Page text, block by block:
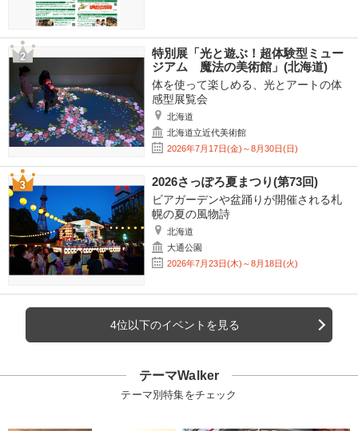
特別展「光と遊ぶ！超体験型ミュー
ジアム 魔法の美術館」(北海道)
体を使って楽しめる、光とアートの体
感型展覧会
北海道
北海道立近代美術館
2026年7月17日(金)～8月30日(日)
2026さっぽろ夏まつり(第73回)
ビアガーデンや盆踊りが開催される札
幌の夏の風物詩
北海道
大通公園
2026年7月23日(木)～8月18日(火)
4位以下のイベントを見る
テーマWalker
テーマ別特集をチェック